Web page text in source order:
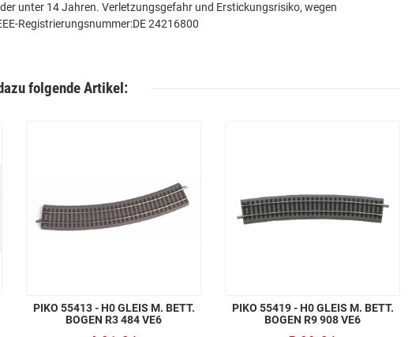
unter 14 Jahren. Verletzungsgefahr und Erstickungsrisiko, wegen
Registrierungsnummer:DE 24216800
folgende Artikel:
PIKO 55413 - H0 GLEIS M. BETT.
BOGEN R3 484 VE6
PIKO 55419 - H0 GLEIS M. BETT.
BOGEN R9 908 VE6